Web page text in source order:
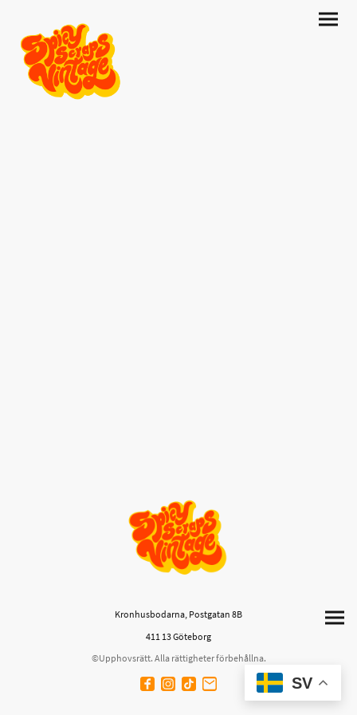
Kronhusbodarna, Postgatan 8B
411 13 Göteborg
©Upphovsrätt. Alla rättigheter förbehållna.
SV